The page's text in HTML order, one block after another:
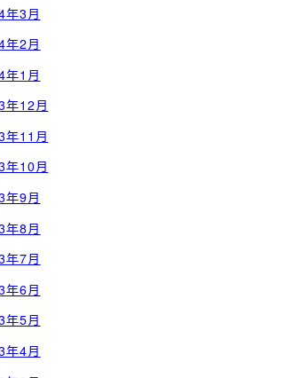
年3月
年2月
年1月
年12月
年11月
年10月
年9月
年8月
年7月
年6月
年5月
年4月